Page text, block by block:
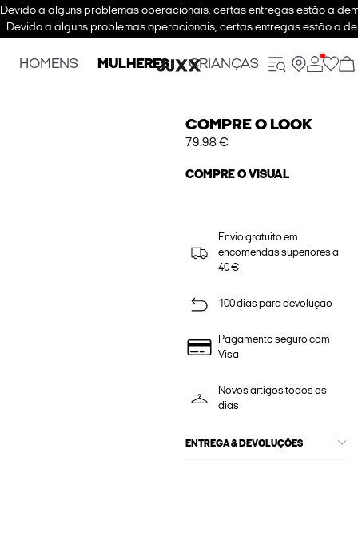
Devido a alguns problemas operacionais, certas entregas estão a
Devido a alguns problemas operacionais, certas entregas estão a
HOMENS MULHERES CRIANÇAS
COMPRE O LOOK
79.98 €
COMPRE O VISUAL
Envio gratuito em
encomendas superiores a
40 €
100 dias para devolução
Pagamento seguro com
Visa
Novos artigos todos os
dias
ENTREGA & DEVOLUÇÕES